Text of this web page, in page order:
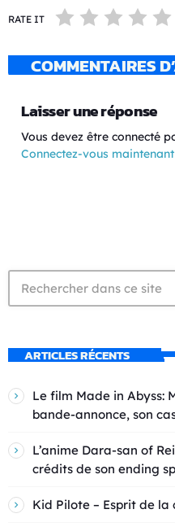
RATE IT
COMMENTAIRES
Laisser une réponse
Vous devez être connecté
Connectez-vous maintenant
ARTICLES RÉCENTS
Le film Made in Abyss:
bande-annonce, son
L’anime Dara-san of
crédits de son ending
Kid Pilote – Esprit de la